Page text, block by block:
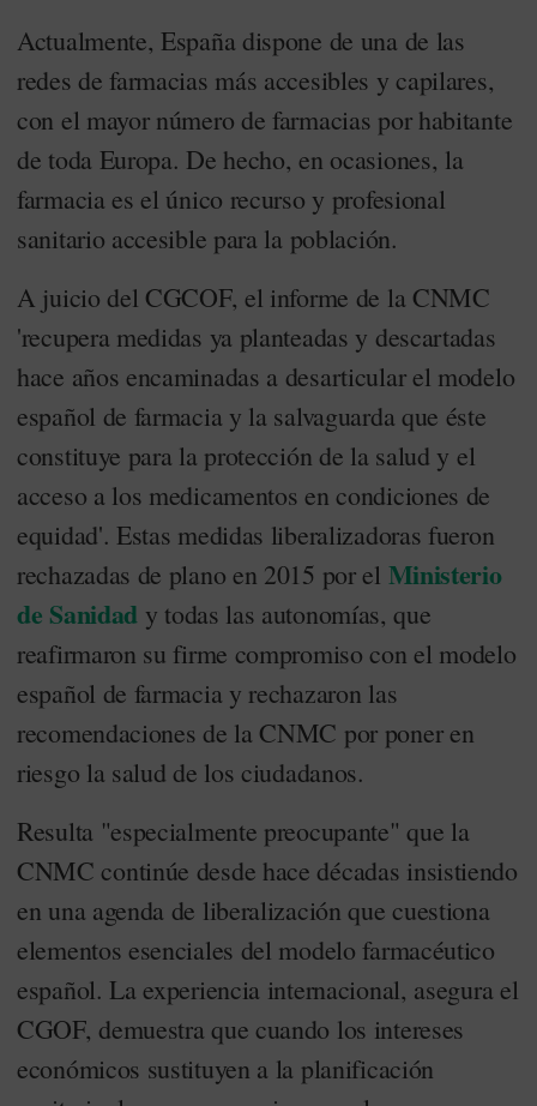
Actualmente, España dispone de una de las
redes de farmacias más accesibles y capilares,
con el mayor número de farmacias por habitante
de toda Europa. De hecho, en ocasiones, la
farmacia es el único recurso y profesional
sanitario accesible para la población.
A juicio del CGCOF, el informe de la CNMC
'recupera medidas ya planteadas y descartadas
hace años encaminadas a desarticular el modelo
español de farmacia y la salvaguarda que éste
constituye para la protección de la salud y el
acceso a los medicamentos en condiciones de
equidad'. Estas medidas liberalizadoras fueron
rechazadas de plano en 2015 por el Ministerio
de Sanidad y todas las autonomías, que
reafirmaron su firme compromiso con el modelo
español de farmacia y rechazaron las
recomendaciones de la CNMC por poner en
riesgo la salud de los ciudadanos.
Resulta "especialmente preocupante" que la
CNMC continúe desde hace décadas insistiendo
en una agenda de liberalización que cuestiona
elementos esenciales del modelo farmacéutico
español. La experiencia internacional, asegura el
CGOF, demuestra que cuando los intereses
económicos sustituyen a la planificación